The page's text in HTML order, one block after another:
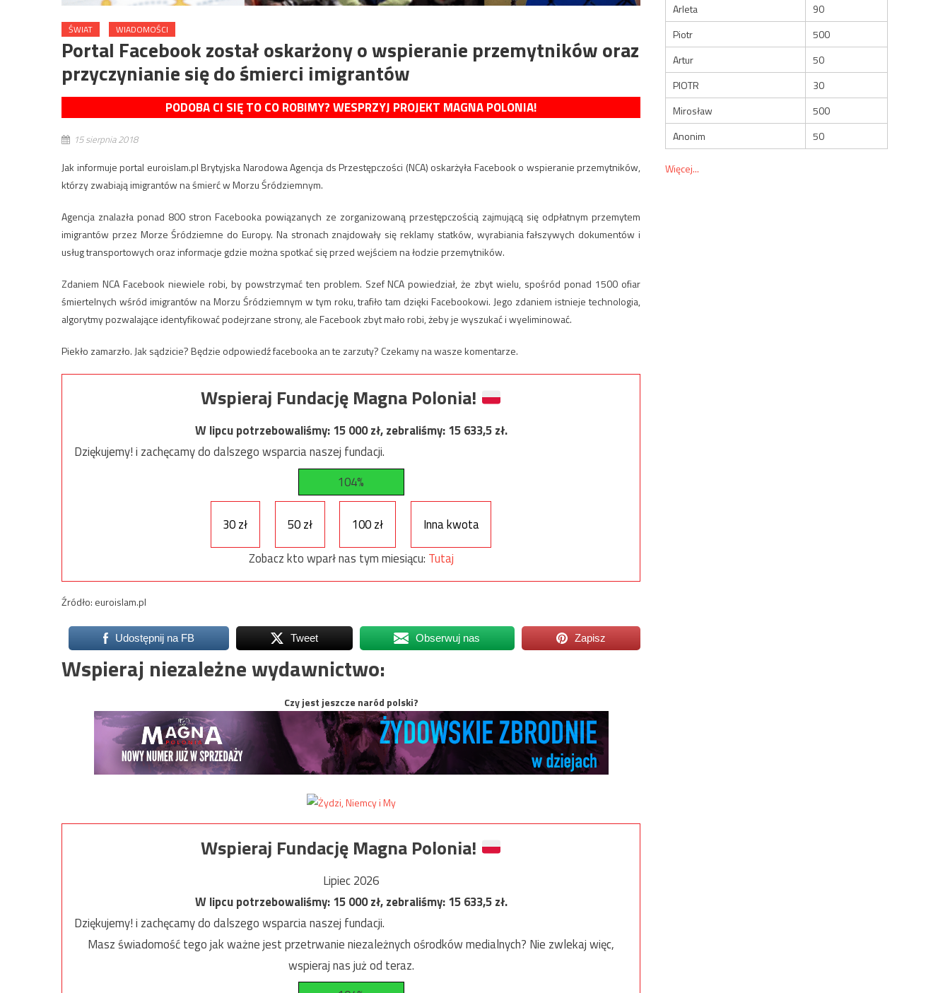
ŚWIAT WIADOMOŚCI
Portal Facebook został oskarżony o wspieranie przemytników oraz
przyczynianie się do śmierci imigrantów
PODOBA CI SIĘ TO CO ROBIMY? WESPRZYJ PROJEKT MAGNA POLONIA!
15 sierpnia 2018
Jak informuje portal euroislam.pl Brytyjska Narodowa Agencja ds Przestępczości (NCA) oskarżyła Facebook o wspieranie przemytników,
którzy zwabiają imigrantów na śmierć w Morzu Śródziemnym.
Agencja znalazła ponad 800 stron Facebooka powiązanych ze zorganizowaną przestępczością zajmującą się odpłatnym przemytem
imigrantów przez Morze Śródziemne do Europy. Na stronach znajdowały się reklamy statków, wyrabiania fałszywych dokumentów i
usług transportowych oraz informacje gdzie można spotkać się przed wejściem na łodzie przemytników.
Zdaniem NCA Facebook niewiele robi, by powstrzymać ten problem. Szef NCA powiedział, że zbyt wielu, spośród ponad 1500 ofiar
śmiertelnych wśród imigrantów na Morzu Śródziemnym w tym roku, trafiło tam dzięki Facebookowi. Jego zdaniem istnieje technologia,
algorytmy pozwalające identyfikować podejrzane strony, ale Facebook zbyt mało robi, żeby je wyszukać i wyeliminować.
Piekło zamarzło. Jak sądzicie? Będzie odpowiedź facebooka an te zarzuty? Czekamy na wasze komentarze.
Wspieraj Fundację Magna Polonia!
W lipcu potrzebowaliśmy:15 000zł, zebraliśmy:15 633,5zł.
Dziękujemy! i zachęcamy do dalszego wsparcia naszej fundacji.
104%
30 zł 50 zł 100 zł
Inna kwota
Zobacz kto wparł nas tym miesiącu: Tutaj
Źródło: euroislam.pl
Udostępnij na FB Tweet Obserwuj nas Zapisz
Wspieraj niezależne wydawnictwo:
Czy jest jeszcze naród polski?
Wspieraj Fundację Magna Polonia!
Lipiec 2026
W lipcu potrzebowaliśmy:15 000zł, zebraliśmy:15 633,5zł.
Dziękujemy! i zachęcamy do dalszego wsparcia naszej fundacji.
Masz świadomość tego jak ważne jest przetrwanie niezależnych ośrodków medialnych? Nie zwlekaj więc,
wspieraj nas już od teraz.
Arleta
90
Piotr
500
Artur
50
PIOTR
30
Mirosław
500
Anonim
50
Więcej...